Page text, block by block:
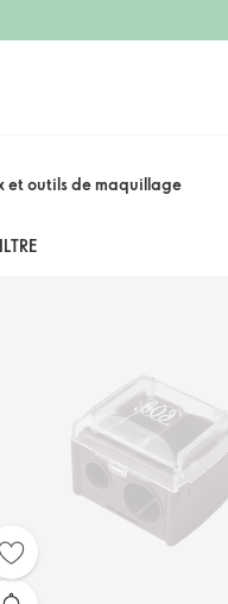
et outils de maquillage